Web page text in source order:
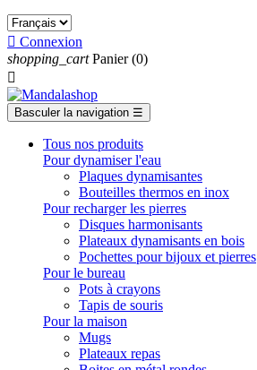
 Connexion
shopping_cart Panier (0)

Basculer la navigation ☰
Tous nos produits
Pour dynamiser l'eau
Plaques dynamisantes
Bouteilles thermos en inox
Pour recharger les pierres
Disques harmonisants
Plateaux dynamisants en bois
Pochettes pour bijoux et pierres
Pour le bureau
Pots à crayons
Tapis de souris
Pour la maison
Mugs
Plateaux repas